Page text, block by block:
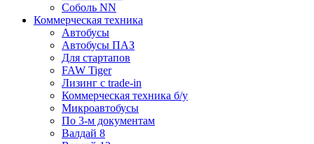
Соболь NN
Коммерческая техника
Автобусы
Автобусы ПАЗ
Для стартапов
FAW Tiger
Лизинг с trade-in
Коммерческая техника б/у
Микроавтобусы
По 3-м документам
Валдай 8